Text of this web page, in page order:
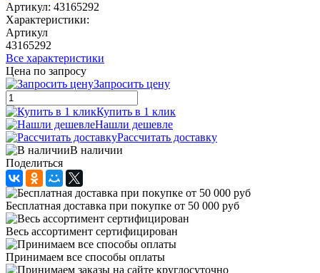
Артикул: 43165292
Характеристики:
Артикул
43165292
Все характеристики
Цена по запросу
Запросить цену
Купить в 1 клик
Нашли дешевле
Рассчитать доставку
В наличии
Поделиться
Бесплатная доставка при покупке от 50 000 руб
Весь ассортимент сертифицирован
Принимаем все способы оплаты